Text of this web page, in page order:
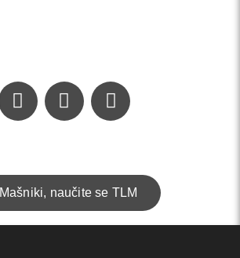
Mašniki, naučite se TLM